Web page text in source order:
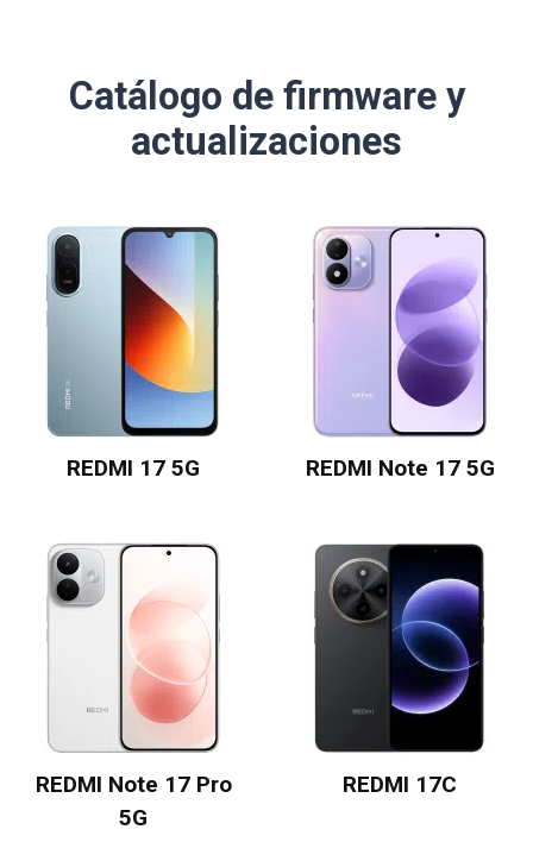
Catálogo de firmware y
actualizaciones
REDMI 17 5G REDMI Note 17 5G
REDMI Note 17 Pro
5G
REDMI 17C